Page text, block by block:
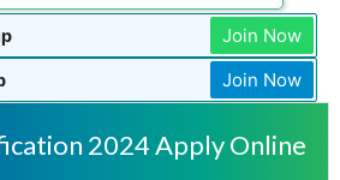
Join Now
Join Now
2024 Apply Online